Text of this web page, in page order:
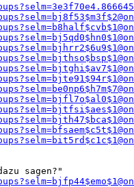
sagen?"